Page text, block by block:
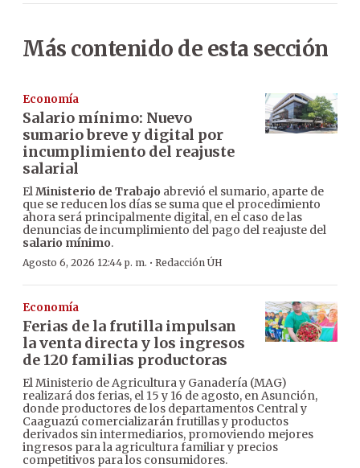
Más contenido de esta sección
Economía
Salario mínimo: Nuevo
sumario breve y digital por
incumplimiento del reajuste
salarial
ElMinisterio de Trabajo abrevió el sumario, aparte de
que se reducen los días se suma que el procedimiento
ahora será principalmente digital, en el caso de las
denuncias de incumplimiento del pago del reajuste del
salario mínimo.
Agosto 6, 2026 12:44 p. m. · Redacción ÚH
Economía
Ferias de la frutilla impulsan
la venta directa y los ingresos
de 120 familias productoras
El Ministerio de Agricultura y Ganadería (MAG)
realizará dos ferias, el 15 y 16 de agosto, en Asunción,
donde productores de los departamentos Central y
Caaguazú comercializarán frutillas y productos
derivados sin intermediarios, promoviendo mejores
ingresos para la agricultura familiar y precios
competitivos para los consumidores.